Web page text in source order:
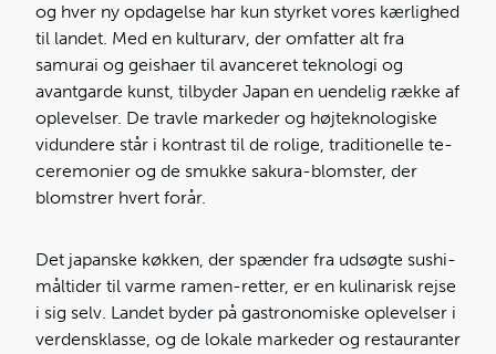
og hver ny opdagelse har kun styrket vores kærlighed
til landet. Med en kulturarv, der omfatter alt fra
samurai og geishaer til avanceret teknologi og
avantgarde kunst, tilbyder Japan en uendelig række af
oplevelser. De travle markeder og højteknologiske
vidundere står i kontrast til de rolige, traditionelle te-
ceremonier og de smukke sakura-blomster, der
blomstrer hvert forår.
Det japanske køkken, der spænder fra udsøgte sushi-
måltider til varme ramen-retter, er en kulinarisk rejse
i sig selv. Landet byder på gastronomiske oplevelser i
verdensklasse, og de lokale markeder og restauranter